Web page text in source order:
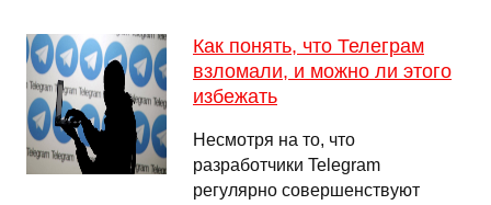
Как понять, что Телеграм
взломали, и можно ли этого
избежать
Несмотря на то, что
разработчики Telegram
регулярно совершенствуют